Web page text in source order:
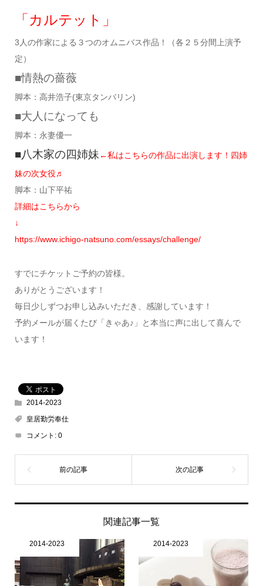
「カルテット」
3人の作家による３つのオムニバス作品！（各２５分間上演予
定）
■情熱の薔薇
脚本：高井浩子(東京タンバリン)
■大人になっても
脚本：永妻優一
■八木家の四姉妹 ←私はこちらの作品に出演します！四姉
妹の次女役♬
脚本：山下平祐
詳細はこちらから
↓
https://www.ichigo-natsuno.com/essays/challenge/
すでにチケットご予約の皆様。
ありがとうございます！
毎日少しずつお申し込みいただき、感謝しています！
予約メールが届くたび「きゃあ♪」と本当に声に出して喜んで
います！
2014-2023
皇居勤労奉仕
コメント: 0
関連記事一覧
2014-2023 2014-2023